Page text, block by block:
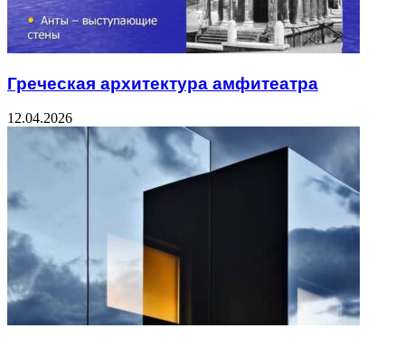
Греческая архитектура амфитеатра
12.04.2026